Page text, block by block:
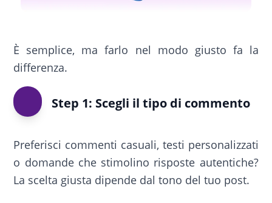
È semplice, ma farlo nel modo giusto fa la
differenza.
Step 1: Scegli il tipo di commento
Preferisci commenti casuali, testi personalizzati
o domande che stimolino risposte autentiche?
La scelta giusta dipende dal tono del tuo post.